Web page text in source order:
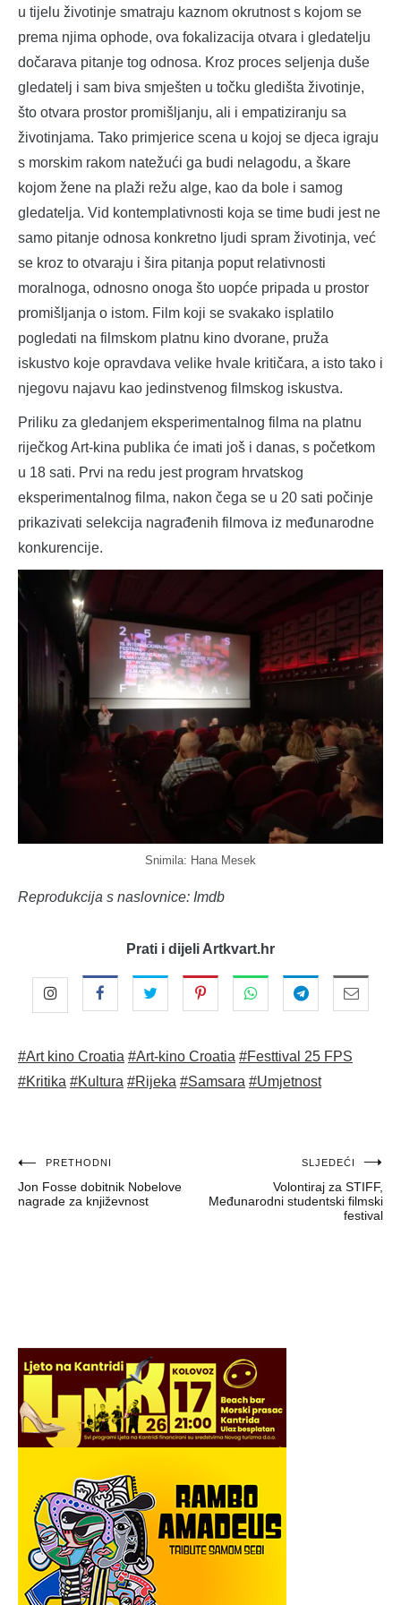
u tijelu životinje smatraju kaznom okrutnost s kojom se
prema njima ophode, ova fokalizacija otvara i gledatelju
dočarava pitanje tog odnosa. Kroz proces seljenja duše
gledatelj i sam biva smješten u točku gledišta životinje,
što otvara prostor promišljanju, ali i empatiziranju sa
životinjama. Tako primjerice scena u kojoj se djeca igraju
s morskim rakom natežući ga budi nelagodu, a škare
kojom žene na plaži režu alge, kao da bole i samog
gledatelja. Vid kontemplativnosti koja se time budi jest ne
samo pitanje odnosa konkretno ljudi spram životinja, već
se kroz to otvaraju i šira pitanja poput relativnosti
moralnoga, odnosno onoga što uopće pripada u prostor
promišljanja o istom. Film koji se svakako isplatilo
pogledati na filmskom platnu kino dvorane, pruža
iskustvo koje opravdava velike hvale kritičara, a isto tako i
njegovu najavu kao jedinstvenog filmskog iskustva.
Priliku za gledanjem eksperimentalnog filma na platnu
riječkog Art-kina publika će imati još i danas, s početkom
u 18 sati. Prvi na redu jest program hrvatskog
eksperimentalnog filma, nakon čega se u 20 sati počinje
prikazivati selekcija nagrađenih filmova iz međunarodne
konkurencije.
Snimila: Hana Mesek
Reprodukcija s naslovnice: Imdb
Prati i dijeli Artkvart.hr
#Art kino Croatia #Art-kino Croatia #Festtival 25 FPS
#Kritika #Kultura #Rijeka #Samsara #Umjetnost
Navigacija
objava
PRETHODNI
Jon Fosse dobitnik Nobelove
nagrade za književnost
SLJEDEĆI
Volontiraj za STIFF,
Međunarodni studentski filmski
festival